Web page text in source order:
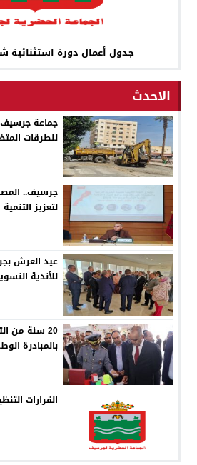
جدول أعمال دورة استثنائية شهر
الاحدث
جماعة
للطرقات
لتعزيز التنمية
عيد العرش
للأندية
20 سنة من
بالمبادرة
القرارات